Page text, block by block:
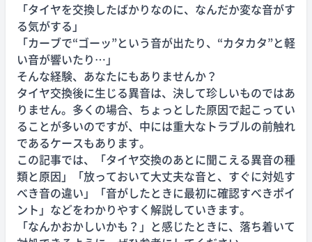
「タイヤを交換したばかりなのに、なんだか変な音がす
る気がする」
「カーブで“ゴーッ”という音が出たり、“カタカタ”と軽
い音が響いたり…」
そんな経験、あなたにもありませんか？
タイヤ交換後に生じる異音は、決して珍しいものではあ
りません。多くの場合、ちょっとした原因で起こってい
ることが多いのですが、中には重大なトラブルの前触れ
であるケースもあります。
この記事では、「タイヤ交換のあとに聞こえる異音の種
類と原因」「放っておいて大丈夫な音と、すぐに対処す
べき音の違い」「音がしたときに最初に確認すべきポイ
ント」などをわかりやすく解説していきます。
「なんかおかしいかも？」と感じたときに、落ち着いて